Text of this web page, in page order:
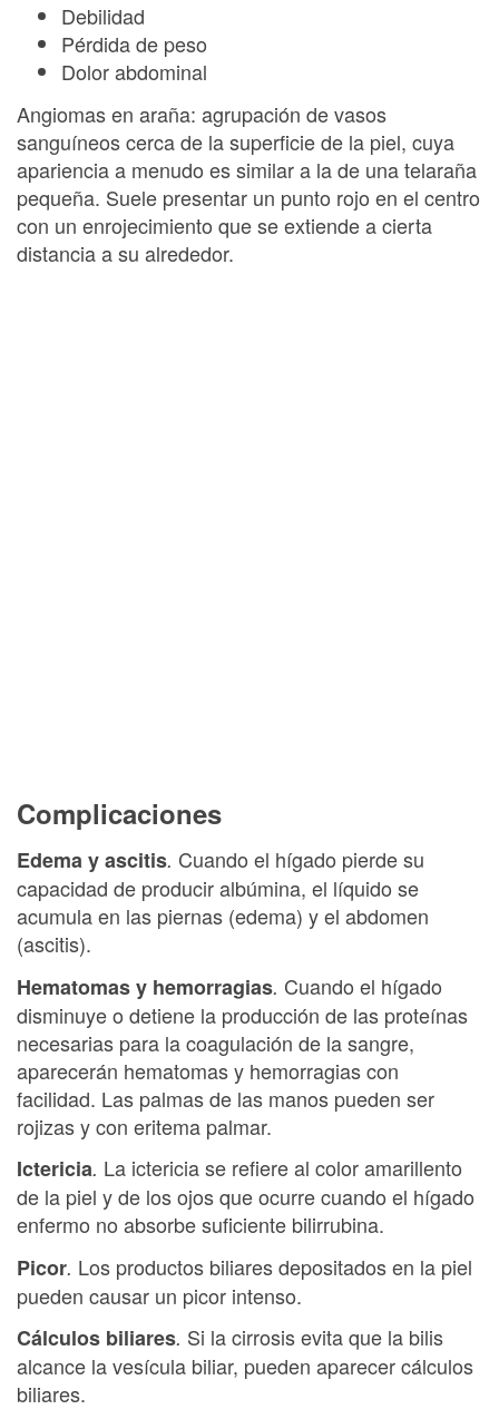
Debilidad
Pérdida de peso
Dolor abdominal
Angiomas en araña: agrupación de vasos
sanguíneos cerca de la superficie de la piel, cuya
apariencia a menudo es similar a la de una telaraña
pequeña. Suele presentar un punto rojo en el centro
con un enrojecimiento que se extiende a cierta
distancia a su alrededor.
Complicaciones
Edema y ascitis. Cuando el hígado pierde su
capacidad de producir albúmina, el líquido se
acumula en las piernas (edema) y el abdomen
(ascitis).
Hematomas y hemorragias. Cuando el hígado
disminuye o detiene la producción de las proteínas
necesarias para la coagulación de la sangre,
aparecerán hematomas y hemorragias con
facilidad. Las palmas de las manos pueden ser
rojizas y con eritema palmar.
Ictericia. La ictericia se refiere al color amarillento
de la piel y de los ojos que ocurre cuando el hígado
enfermo no absorbe suficiente bilirrubina.
Picor. Los productos biliares depositados en la piel
pueden causar un picor intenso.
Cálculos biliares. Si la cirrosis evita que la bilis
alcance la vesícula biliar, pueden aparecer cálculos
biliares.